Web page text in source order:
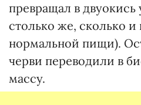
превращал в двуокись
столько же, сколько
нормальной пищи).
черви переводили в
массу.